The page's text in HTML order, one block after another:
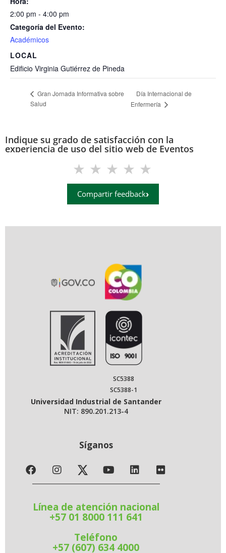
2:00 pm - 4:00 pm
Categoría del Evento:
Académicos
LOCAL
Edificio Virginia Gutiérrez de Pineda
Gran Jornada Informativa sobre
Salud
Día Internacional de
Enfermería
Indique su grado de satisfacción con la
experiencia de uso del sitio web de Eventos